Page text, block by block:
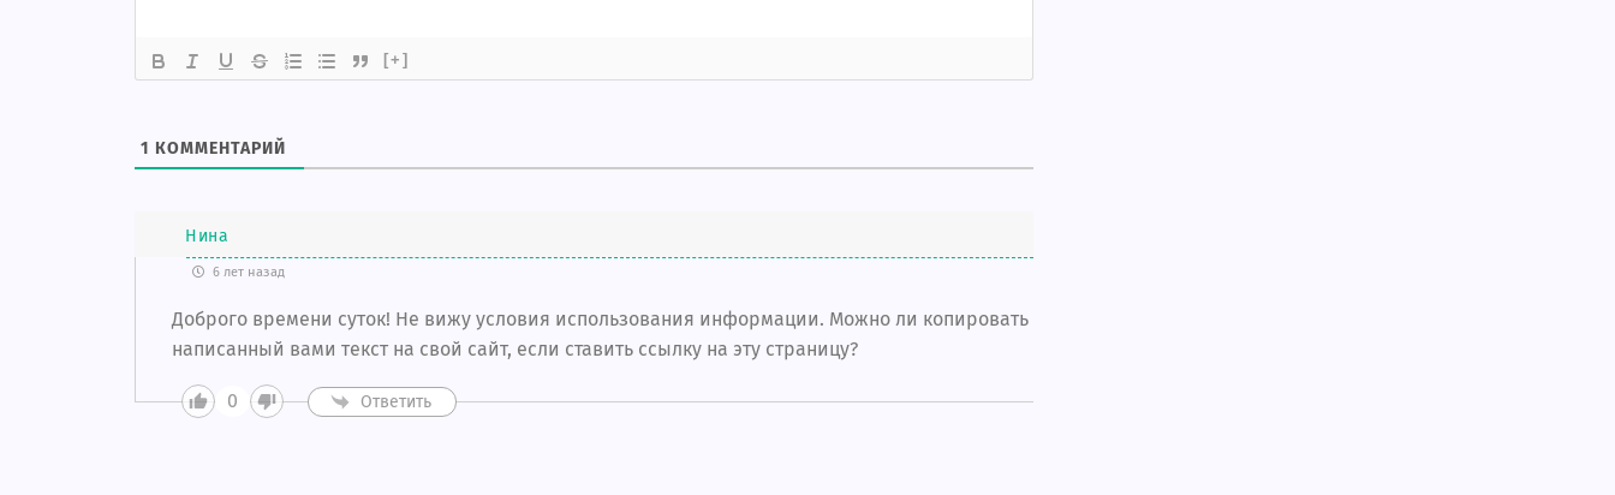
[+]
1 КОММЕНТАРИЙ
Нина
6 лет назад
Доброго времени суток! Не вижу условия использования информации. Можно ли копировать
написанный вами текст на свой сайт, если ставить ссылку на эту страницу?
0 Ответить